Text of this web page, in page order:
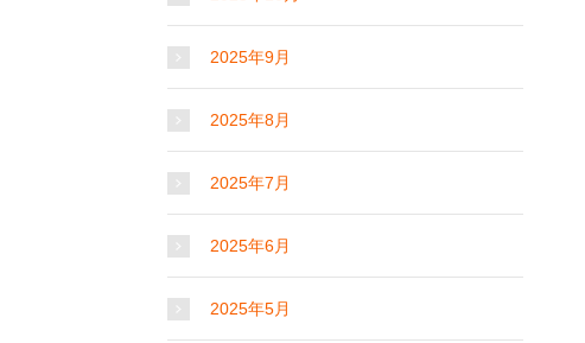
2025年9月
2025年8月
2025年7月
2025年6月
2025年5月